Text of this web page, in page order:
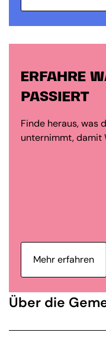
ERFAHRE
PASSIERT
Finde heraus, was
unternimmt,
Mehr erfahren
Über die